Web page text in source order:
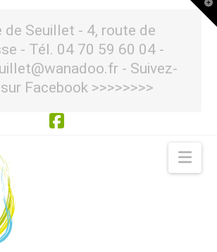
de Seuillet - 4, route de
- Tél. 04 70 59 60 04 -
- Suivez-
Facebook >>>>>>>>